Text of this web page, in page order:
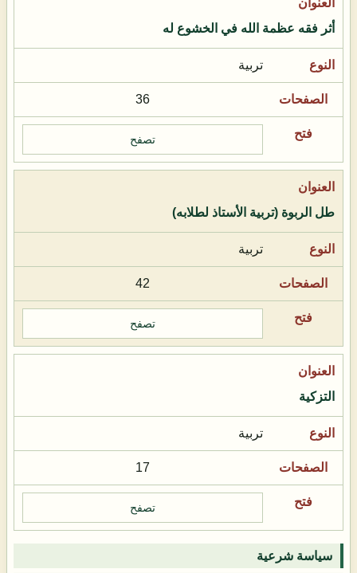
أثر فقه عظمة الله في الخشوع له
تربية
36
تصفح
طل الربوة (تربية الأستاذ لطلابه)
تربية
42
تصفح
التزكية
تربية
17
تصفح
سياسة شرعية